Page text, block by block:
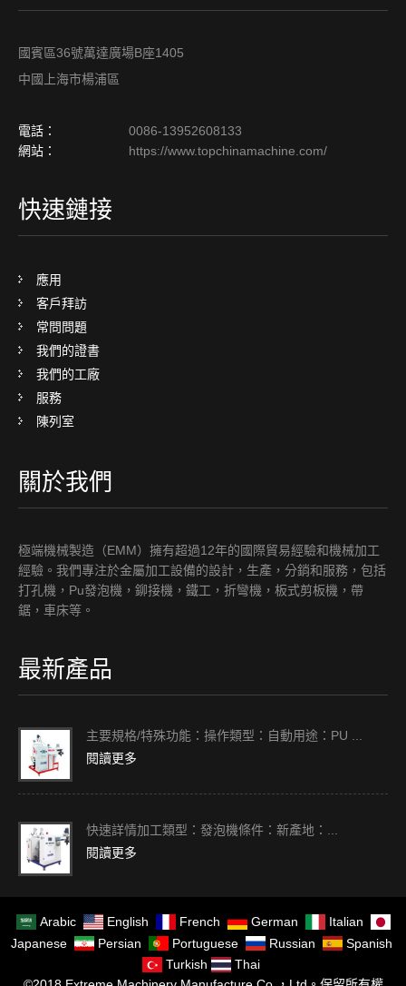
國賓區36號萬達廣場B座1405
中國上海市楊浦區
電話：
0086-13952608133
網站：
https://www.topchinamachine.com/
快速鏈接
應用
客戶拜訪
常問問題
我們的證書
我們的工廠
服務
陳列室
關於我們
極端機械製造（EMM）擁有超過12年的國際貿易經驗和機械加工
經驗。我們專注於金屬加工設備的設計，生產，分銷和服務，包括
打孔機，Pu發泡機，鉚接機，鐵工，折彎機，板式剪板機，帶
鋸，車床等。
最新產品
主要規格/特殊功能：操作類型：自動用途：PU ...
閱讀更多
快速詳情加工類型：發泡機條件：新產地：...
閱讀更多
Arabic English French German
Italian
Japanese
Persian Portuguese Russian
Spanish
Turkish
Thai